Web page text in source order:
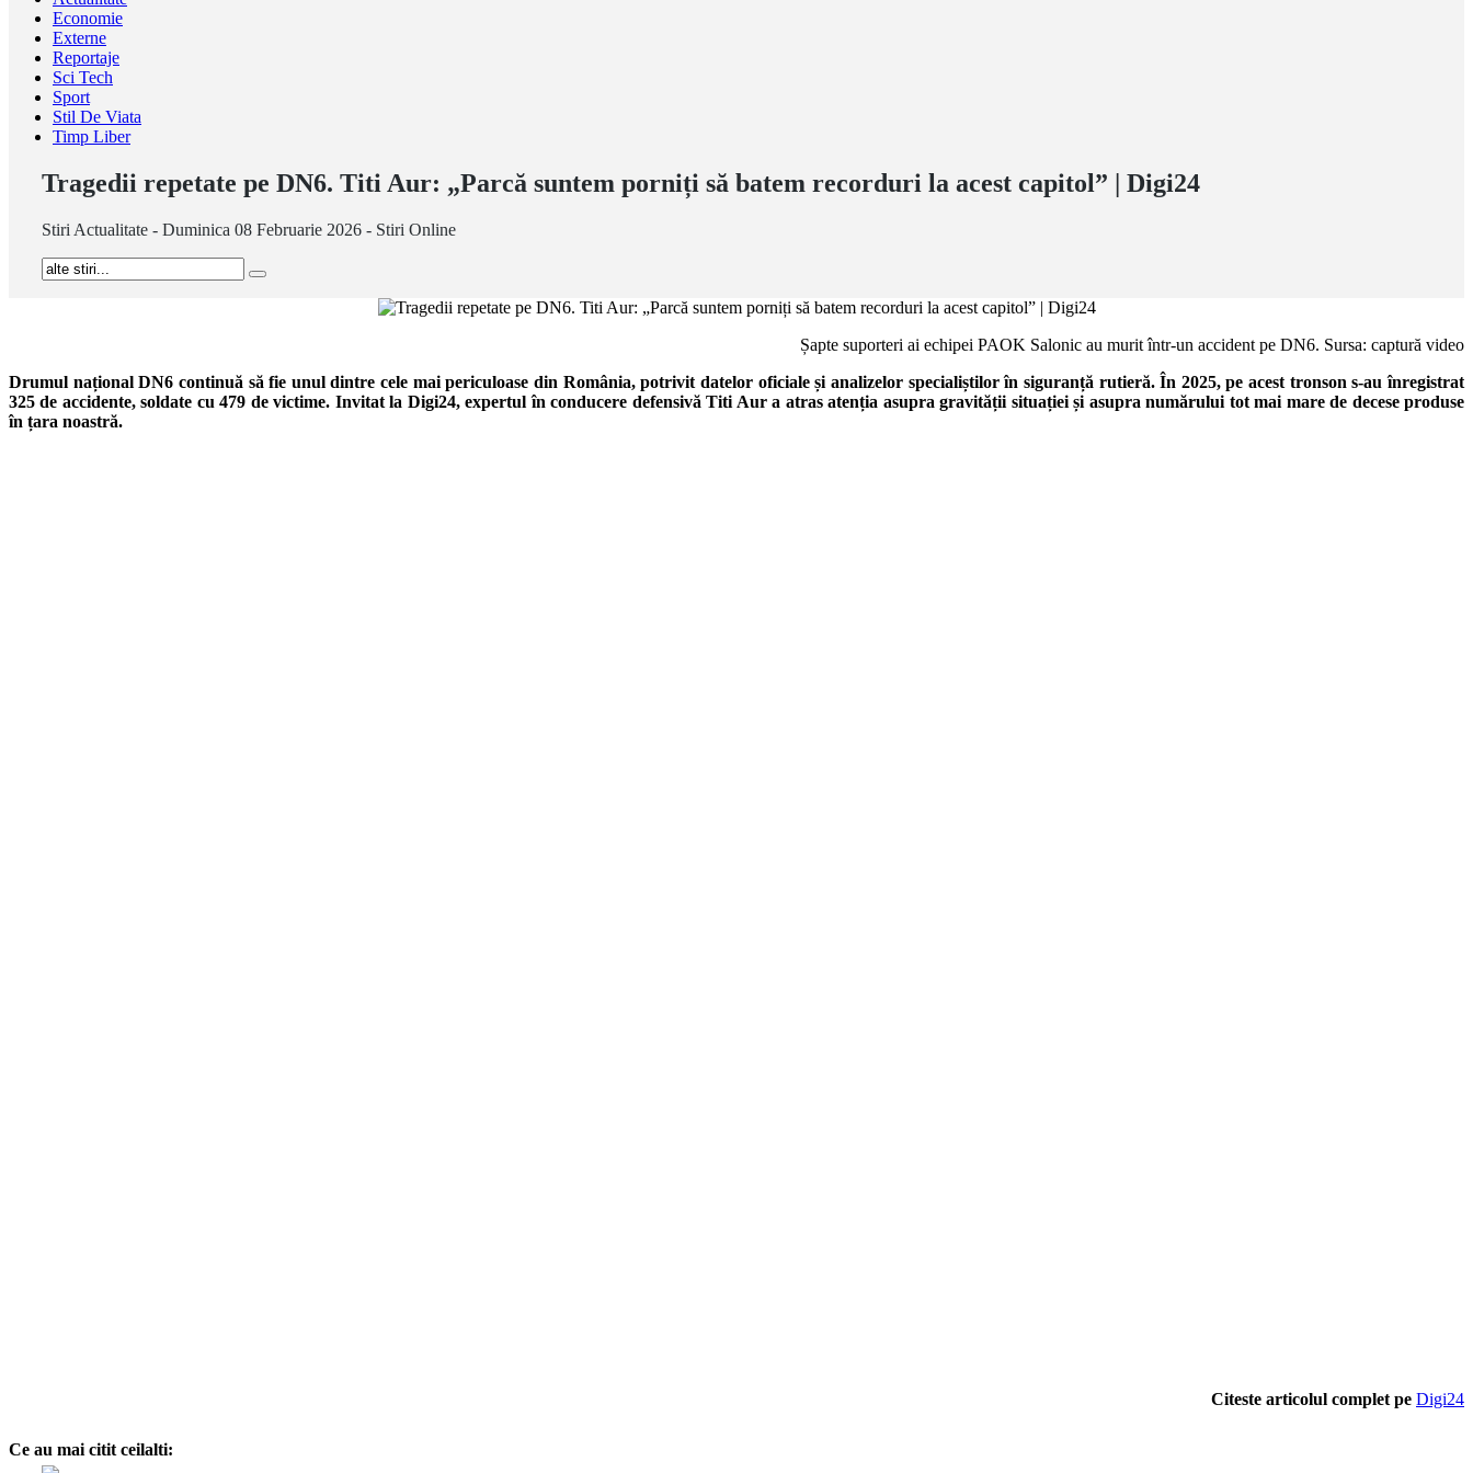
Economie
Externe
Reportaje
Sci Tech
Sport
Stil De Viata
Timp Liber
Tragedii repetate pe DN6. Titi Aur: „Parcă suntem porniți să batem recorduri la acest capitol” | Digi24
Stiri Actualitate - Duminica 08 Februarie 2026 - Stiri Online
Șapte suporteri ai echipei PAOK Salonic au murit într-un accident pe DN6. Sursa: captură video
Drumul național DN6 continuă să fie unul dintre cele mai periculoase din România, potrivit datelor oficiale și analizelor specialiștilor în siguranță rutieră. În 2025, pe acest tronson s-au înregistrat
325 de accidente, soldate cu 479 de victime. Invitat la Digi24, expertul în conducere defensivă Titi Aur a atras atenția asupra gravității situației și asupra numărului tot mai mare de decese produse
în țara noastră.
Citeste articolul complet pe Digi24
Ce au mai citit ceilalti: